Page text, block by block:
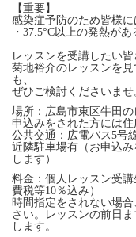
【重要】
感染症予防のため皆様に
・37.5°C以上の発熱が
レッスンを受講したい皆
菊地裕介のレッスンを
も、
ぜひご検討くださいませ
場所：広島市東区牛田
申込みをされた方には住
公共交通：広電バス5号
近隣駐車場有（お申込
します）
料金：個人レッスン受
費税等10％込み）
時間指定をされない場
さい。レッスンの前日
します。